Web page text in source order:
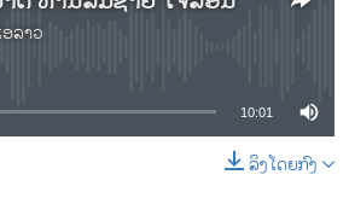
ລາວ
source currently available
10:01
ລິງໂດຍກົງ